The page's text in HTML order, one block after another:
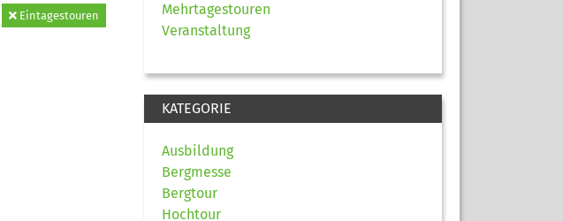
Eintagestouren
Mehrtagestouren
Veranstaltung
KATEGORIE
Ausbildung
Bergmesse
Bergtour
Hochtour